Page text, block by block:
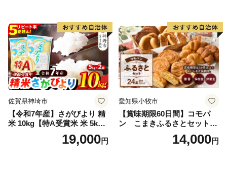
福島県 南相馬市 cu006-ae
佐賀県神埼市
【令和7年産】さがびより 精
米 10kg【特A受賞米 米 5kg×
2袋 お米 コメ こめ 国産 美味
しい ブランド米 人気 ランキ
19,000円
愛知県小牧市
【賞味期限60日間】コモパ
ン こまきふるさとセット
（24個入り）／災害用備蓄
保存食 非常食 防災グッズに
14,000円